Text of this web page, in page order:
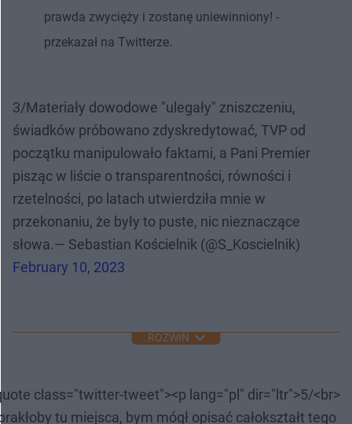
prawda zwycięży i zostanę uniewinniony! -
przekazał na Twitterze.
3/Materiały dowodowe "ulegały" zniszczeniu,
świadków próbowano zdyskredytować, TVP od
początku manipulowało faktami, a Pani Premier
pisząc w liście o transparentności, równości i
rzetelności, po latach utwierdziła mnie w
przekonaniu, że były to puste, nic nieznaczące
słowa.— Sebastian Kościelnik (@S_Koscielnik)
February 10, 2023
ROZWIŃ
class="twitter-tweet"><p lang="pl" dir="ltr">5/<br>
tu miejsca, bym mógł opisać całokształt tego